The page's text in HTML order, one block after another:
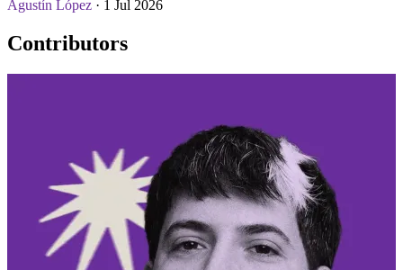
Agustín López · 1 Jul 2026
Contributors